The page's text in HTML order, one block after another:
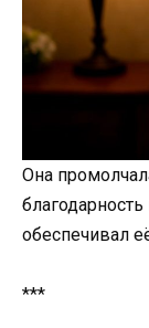
Она
обеспечивал
***